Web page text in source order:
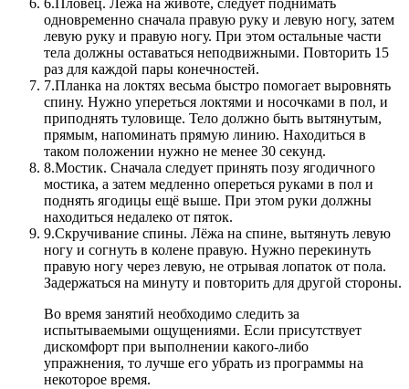
6.Пловец. Лёжа на животе, следует поднимать
одновременно сначала правую руку и левую ногу, затем
левую руку и правую ногу. При этом остальные части
тела должны оставаться неподвижными. Повторить 15
раз для каждой пары конечностей.
7.Планка на локтях весьма быстро помогает выровнять
спину. Нужно упереться локтями и носочками в пол, и
приподнять туловище. Тело должно быть вытянутым,
прямым, напоминать прямую линию. Находиться в
таком положении нужно не менее 30 секунд.
8.Мостик. Сначала следует принять позу ягодичного
мостика, а затем медленно опереться руками в пол и
поднять ягодицы ещё выше. При этом руки должны
находиться недалеко от пяток.
9.Скручивание спины. Лёжа на спине, вытянуть левую
ногу и согнуть в колене правую. Нужно перекинуть
правую ногу через левую, не отрывая лопаток от пола.
Задержаться на минуту и повторить для другой стороны.
Во время занятий необходимо следить за
испытываемыми ощущениями. Если присутствует
дискомфорт при выполнении какого-либо
упражнения, то лучше его убрать из программы на
некоторое время.